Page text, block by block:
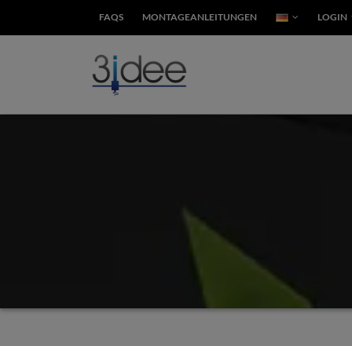
FAQS MONTAGEANLEITUNGEN LOGIN